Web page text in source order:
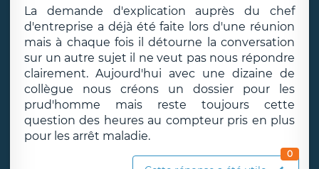
La demande d'explication auprès du chef
d'entreprise a déjà été faite lors d'une réunion
mais à chaque fois il détourne la conversation
sur un autre sujet il ne veut pas nous répondre
clairement. Aujourd'hui avec une dizaine de
collègue nous créons un dossier pour les
prud'homme mais reste toujours cette
question des heures au compteur pris en plus
pour les arrêt maladie.
0